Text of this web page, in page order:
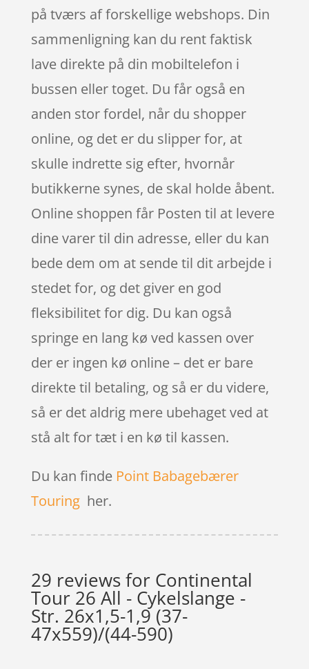
på tværs af forskellige webshops. Din
sammenligning kan du rent faktisk
lave direkte på din mobiltelefon i
bussen eller toget. Du får også en
anden stor fordel, når du shopper
online, og det er du slipper for, at
skulle indrette sig efter, hvornår
butikkerne synes, de skal holde åbent.
Online shoppen får Posten til at levere
dine varer til din adresse, eller du kan
bede dem om at sende til dit arbejde i
stedet for, og det giver en god
fleksibilitet for dig. Du kan også
springe en lang kø ved kassen over
der er ingen kø online – det er bare
direkte til betaling, og så er du videre,
så er det aldrig mere ubehaget ved at
stå alt for tæt i en kø til kassen.
Du kan finde Point Babagebærer
Touringher.
29 reviews for Continental
Tour 26 All - Cykelslange -
Str. 26x1,5-1,9 (37-
47x559)/(44-590)